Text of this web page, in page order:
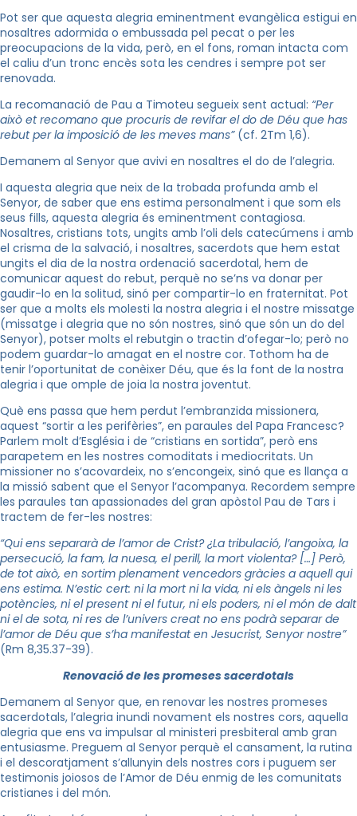
Pot ser que aquesta alegria eminentment evangèlica estigui en
nosaltres adormida o embussada pel pecat o per les
preocupacions de la vida, però, en el fons, roman intacta com
el caliu d’un tronc encès sota les cendres i sempre pot ser
renovada.
La recomanació de Pau a Timoteu segueix sent actual: “Per
això et recomano que procuris de revifar el do de Déu que has
rebut per la imposició de les meves mans”(cf. 2Tm 1,6).
Demanem al Senyor que avivi en nosaltres el do de l’alegria.
I aquesta alegria que neix de la trobada profunda amb el
Senyor, de saber que ens estima personalment i que som els
seus fills, aquesta alegria és eminentment contagiosa.
Nosaltres, cristians tots, ungits amb l’oli dels catecúmens i amb
el crisma de la salvació, i nosaltres, sacerdots que hem estat
ungits el dia de la nostra ordenació sacerdotal, hem de
comunicar aquest do rebut, perquè no se’ns va donar per
gaudir-lo en la solitud, sinó per compartir-lo en fraternitat. Pot
ser que a molts els molesti la nostra alegria i el nostre missatge
(missatge i alegria que no són nostres, sinó que són un do del
Senyor), potser molts el rebutgin o tractin d’ofegar-lo; però no
podem guardar-lo amagat en el nostre cor. Tothom ha de
tenir l’oportunitat de conèixer Déu, que és la font de la nostra
alegria i que omple de joia la nostra joventut.
Què ens passa que hem perdut l’embranzida missionera,
aquest “sortir a les perifèries”, en paraules del Papa Francesc?
Parlem molt d’Església i de “cristians en sortida”, però ens
parapetem en les nostres comoditats i mediocritats. Un
missioner no s’acovardeix, no s’encongeix, sinó que es llança a
la missió sabent que el Senyor l’acompanya. Recordem sempre
les paraules tan apassionades del gran apòstol Pau de Tars i
tractem de fer-les nostres:
“Qui ens separarà de l’amor de Crist? ¿La tribulació, l’angoixa, la
persecució, la fam, la nuesa, el perill, la mort violenta? […] Però,
de tot això, en sortim plenament vencedors gràcies a aquell qui
ens estima. N’estic cert: ni la mort ni la vida, ni els àngels ni les
potències, ni el present ni el futur, ni els poders, ni el món de dalt
ni el de sota, ni res de l’univers creat no ens podrà separar de
l’amor de Déu que s’ha manifestat en Jesucrist, Senyor nostre”
(Rm 8,35.37-39).
Renovació de les promeses sacerdotals
Demanem al Senyor que, en renovar les nostres promeses
sacerdotals, l’alegria inundi novament els nostres cors, aquella
alegria que ens va impulsar al ministeri presbiteral amb gran
entusiasme. Preguem al Senyor perquè el cansament, la rutina
i el descoratjament s’allunyin dels nostres cors i puguem ser
testimonis joiosos de l’Amor de Déu enmig de les comunitats
cristianes i del món.